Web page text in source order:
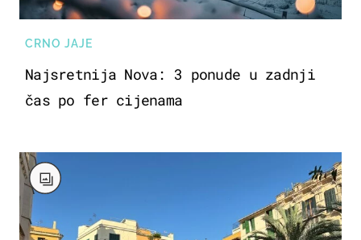
CRNO JAJE
Najsretnija Nova: 3 ponude u zadnji
čas po fer cijenama